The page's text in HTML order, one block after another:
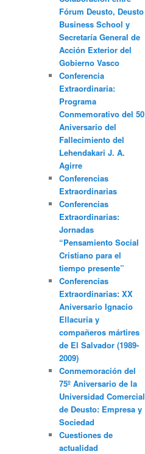
Fórum Deusto, Deusto
Business School y
Secretaría General de
Acción Exterior del
Gobierno Vasco
Conferencia
Extraordinaria:
Programa
Conmemorativo del 50
Aniversario del
Fallecimiento del
Lehendakari J. A.
Agirre
Conferencias
Extraordinarias
Conferencias
Extraordinarias:
Jornadas
“Pensamiento Social
Cristiano para el
tiempo presente”
Conferencias
Extraordinarias: XX
Aniversario Ignacio
Ellacuria y
compañeros mártires
de El Salvador (1989-
2009)
Conmemoración del
75º Aniversario de la
Universidad Comercial
de Deusto: Empresa y
Sociedad
Cuestiones de
actualidad